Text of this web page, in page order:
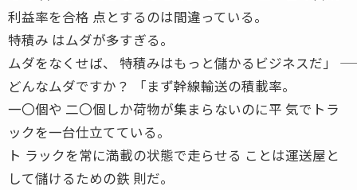
利益率を合格 点とするのは間違っている。
特積み はムダが多すぎる。
ムダをなくせば、 特積みはもっと儲かるビジネスだ」 ――
どんなムダですか？ 「まず幹線輸送の積載率。
一〇個や 二〇個しか荷物が集まらないのに平 気でトラ
ックを一台仕立てている。
ト ラックを常に満載の状態で走らせる ことは運送屋と
して儲けるための鉄 則だ。